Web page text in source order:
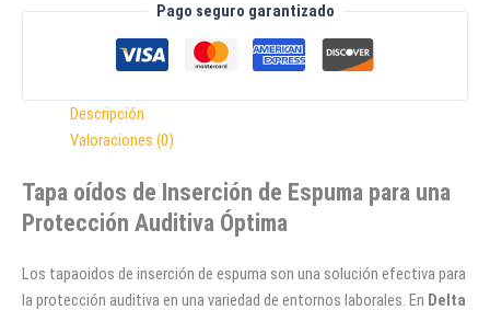
Pago seguro garantizado
Descripción
Valoraciones (0)
Tapa oídos de Inserción de Espuma para una
Protección Auditiva Óptima
Los tapaoidos de inserción de espuma son una solución efectiva para
la protección auditiva en una variedad de entornos laborales. En Delta